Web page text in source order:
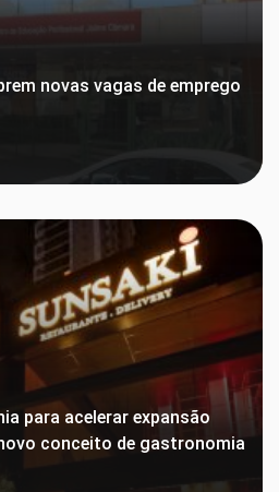
novas vagas de emprego
para acelerar expansão
conceito de gastronomia